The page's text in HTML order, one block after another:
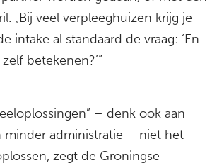
„Bij veel verpleeghuizen krijg je
intake al standaard de vraag: ‘En
betekenen?’”
– denk ook aan
minder administratie – niet het
zegt de Groningse